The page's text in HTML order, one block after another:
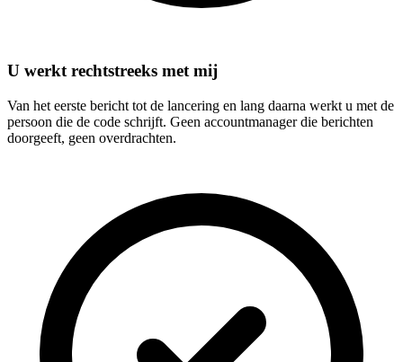
U werkt rechtstreeks met mij
Van het eerste bericht tot de lancering en lang daarna werkt u met de
persoon die de code schrijft. Geen accountmanager die berichten
doorgeeft, geen overdrachten.